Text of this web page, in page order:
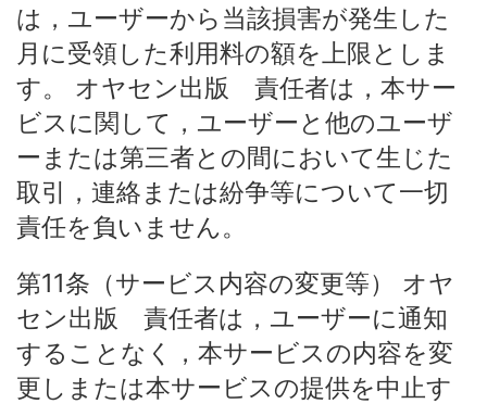
は，ユーザーから当該損害が発生した
月に受領した利用料の額を上限としま
す。 オヤセン出版 責任者は，本サー
ビスに関して，ユーザーと他のユーザ
ーまたは第三者との間において生じた
取引，連絡または紛争等について一切
責任を負いません。
第11条（サービス内容の変更等） オヤ
セン出版 責任者は，ユーザーに通知
することなく，本サービスの内容を変
更しまたは本サービスの提供を中止す